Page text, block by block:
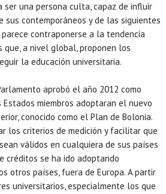
una persona culta, capaz de influir
sus contemporáneos y de las siguientes
contraponerse a la tendencia
a nivel global, proponen los
la educación universitaria.
aprobó el año 2012 como
miembros adoptaran el nuevo
conocido como el Plan de Bolonia.
los criterios de medición y facilitar que
válidos en cualquiera de sus países
créditos se ha ido adoptando
otros países, fuera de Europa. A partir
universitarios, especialmente los que